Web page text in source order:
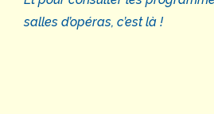
salles d’opéras, c’est là !